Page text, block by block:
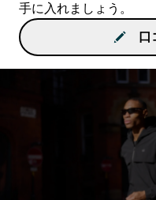
手に入れましょう。
口